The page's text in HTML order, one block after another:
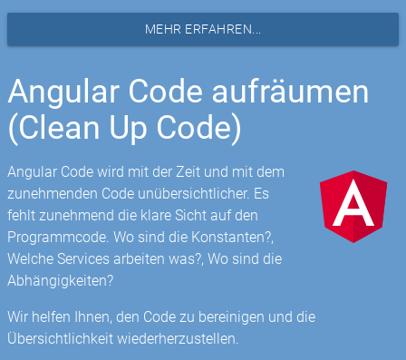
MEHR ERFAHREN...
Angular Code aufräumen
(Clean Up Code)
Angular Code wird mit der Zeit und mit dem
zunehmenden Code unübersichtlicher. Es
fehlt zunehmend die klare Sicht auf den
Programmcode. Wo sind die Konstanten?,
Welche Services arbeiten was?, Wo sind die
Abhängigkeiten?
Wir helfen Ihnen, den Code zu bereinigen und die
Übersichtlichkeit wiederherzustellen.